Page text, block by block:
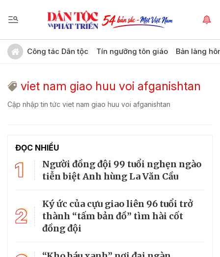
Công tác Dân tộc Tín ngưỡng tôn giáo Bản làng
viet nam giao huu voi afganishtan
Cập nhập tin tức viet nam giao huu voi afganishtan
ĐỌC NHIỀU
1
Người đồng đội 99 tuổi nghẹn ngào
tiễn biệt Anh hùng La Văn Cầu
2
Ký ức của cựu giao liên 96 tuổi trở
thành “tấm bản đồ” tìm hài cốt
đồng đội